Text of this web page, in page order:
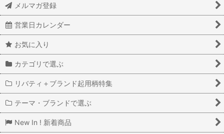
メルマガ登録
営業日カレンダー
お気に入り
カテゴリで選ぶ
リバティ＋ブランド起用柄特集
テーマ・ブランドで選ぶ
New In ! 新着商品